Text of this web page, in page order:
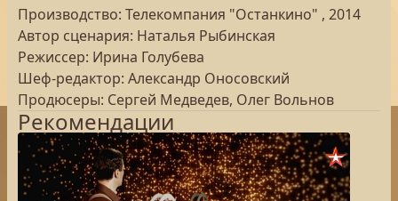
Производство: Телекомпания "Останкино" , 2014
Автор сценария: Наталья Рыбинская
Режиссер: Ирина Голубева
Шеф-редактор: Александр Оносовский
Продюсеры: Сергей Медведев, Олег Вольнов
Рекомендации